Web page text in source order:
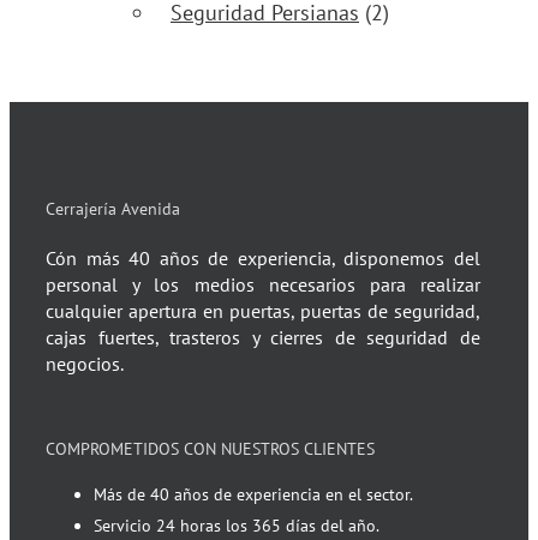
Seguridad Persianas (2)
Cerrajería Avenida
Cón más 40 años de experiencia, disponemos del
personal y los medios necesarios para realizar
cualquier apertura en puertas, puertas de seguridad,
cajas fuertes, trasteros y cierres de seguridad de
negocios.
COMPROMETIDOS CON NUESTROS CLIENTES
Más de 40 años de experiencia en el sector.
Servicio 24 horas los 365 días del año.